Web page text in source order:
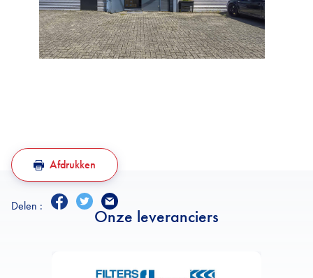
Afdrukken
Delen : Onze leveranciers